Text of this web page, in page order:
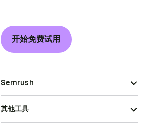
开始免费试用
Semrush
其他工具